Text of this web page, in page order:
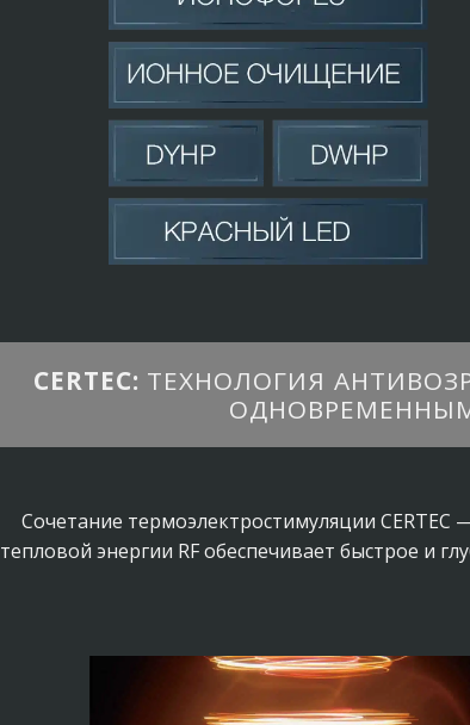
CERTEC: ТЕХНОЛОГИЯ
ОДНОВРЕМЕННЫМ
Сочетание термоэлектростимуляции
тепловой энергии RF обеспечивает быстрое и